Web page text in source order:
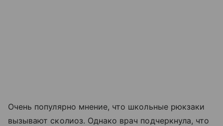
Очень популярно мнение, что школьные рюкзаки
вызывают сколиоз. Однако врач подчеркнула, что